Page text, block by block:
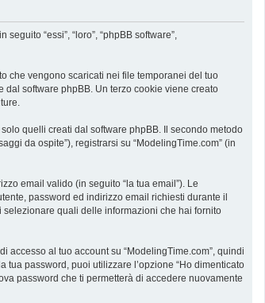
“essi”, “loro”, “phpBB software”,
che vengono scaricati nei file temporanei del tuo
dal software phpBB. Un terzo cookie viene creato
quelli creati dal software phpBB. Il secondo metodo
da ospite”), registrarsi su “ModelingTime.com” (in
email valido (in seguito “la tua email”). Le
password ed indirizzo email richiesti durante il
selezionare quali delle informazioni che hai fornito
al tuo account su “ModelingTime.com”, quindi
password, puoi utilizzare l’opzione “Ho dimenticato
password che ti permetterà di accedere nuovamente